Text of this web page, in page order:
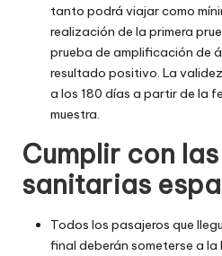
tanto podrá viajar como
realización de la primera
prueba de amplificación de
resultado positivo. La
a los 180 días a partir de la
muestra.
Cumplir con
sanitarias
Todos los pasajeros que
final deberán someterse a